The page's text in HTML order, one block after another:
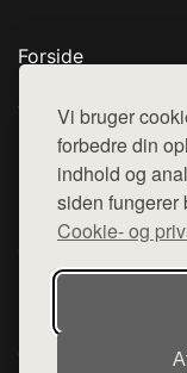
Vi bruger
forbedre din
indhold og
siden fungerer
Cookie- og
Forside
Top Rabatter
Kontakt
Denne side er en
hjemmesider med
diverse webshops.